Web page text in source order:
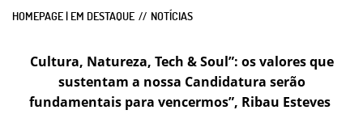
HOMEPAGE | EM DESTAQUE NOTÍCIAS
Cultura, Natureza, Tech & Soul”: os valores que
sustentam a nossa Candidatura serão
fundamentais para vencermos”, Ribau Esteves